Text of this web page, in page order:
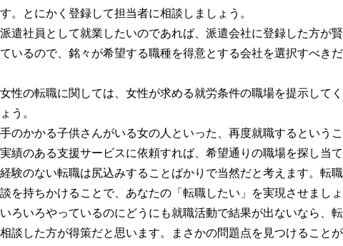
す。とにかく登録して担当者に相談しましょう。
派遣社員として就業したいのであれば、派遣会社に登録した方が
ているので、銘々が希望する職種を得意とする会社を選択すべきだ
女性の転職に関しては、女性が求める就労条件の職場を提示して
ょう。
手のかかる子供さんがいる女の人といった、再度就職するという
実績のある支援サービスに依頼すれば、希望通りの職場を探し当て
経験のない転職は尻込みすることばかりで当然だと考えます。転
談を持ちかけることで、あなたの「転職したい」を実現させましょ
いろいろやっているのにどうにも就職活動で結果が出ないなら、
相談した方が得策だと思います。まさかの問題点を見つけること